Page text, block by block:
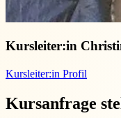
Kursleiter:in
Kursleiter:in Profil
Kursanfrage